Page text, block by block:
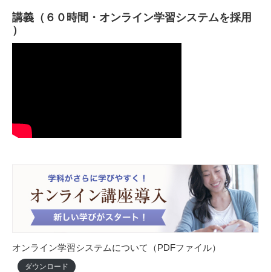
講義（６０時間・オンライン学習システムを採用
）
オンライン学習システムについて（PDFファイル）
ダウンロード